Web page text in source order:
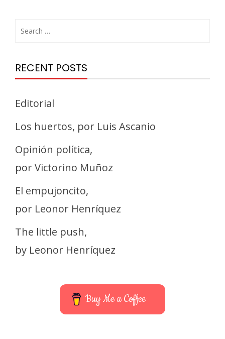
RECENT POSTS
Editorial
Los huertos, por Luis Ascanio
Opinión política,
por Victorino Muñoz
El empujoncito,
por Leonor Henríquez
The little push,
by Leonor Henríquez
Buy Me a Coffee